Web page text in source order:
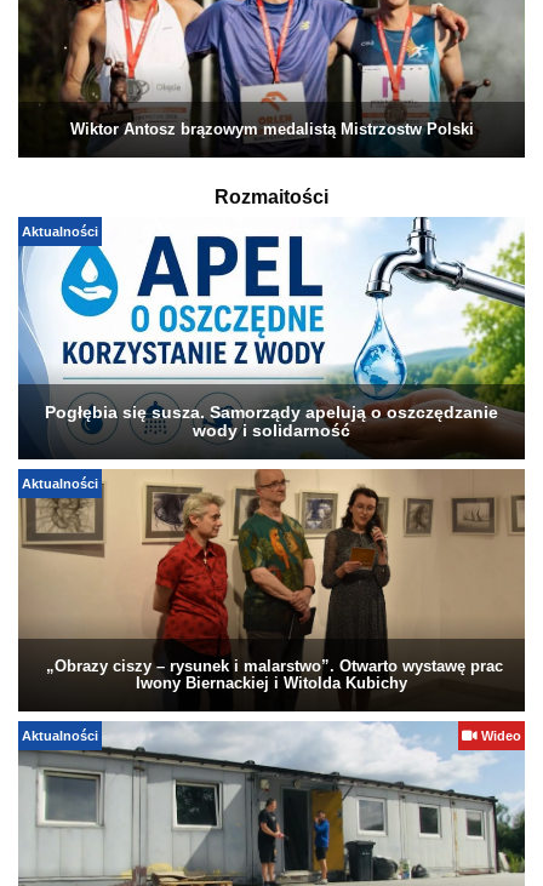
Wiktor Antosz brązowym medalistą Mistrzostw Polski
Rozmaitości
Aktualności
Pogłębia się susza. Samorządy apelują o oszczędzanie
wody i solidarność
Aktualności
„Obrazy ciszy – rysunek i malarstwo”. Otwarto wystawę prac
Iwony Biernackiej i Witolda Kubichy
Aktualności Wideo